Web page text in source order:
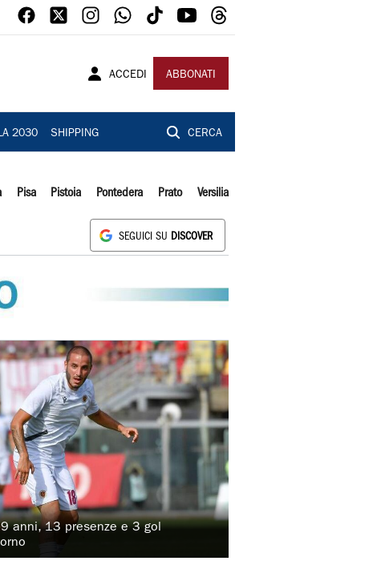
ACCEDI ABBONATI
2030 SHIPPING CERCA
Pisa Pistoia Pontedera Prato Versilia
SEGUICI SU DISCOVER
anni, 13 presenze e 3 gol